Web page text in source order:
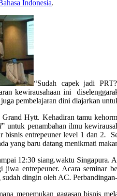
Indonesia.
“Sudah capek jadi
kewirausahaan ini
pembelajaran dini diajarkan
Hytt. Kehadiran tamu
” untuk penambahan ilmu
bisnis entrepeuner level 1 dan 2.
yang baru datang menikmati
12:30 siang.waktu Singapura.
jiwa entrepeuner. Acara seminar
dingin oleh AC.
menemukan gagasan bisnis